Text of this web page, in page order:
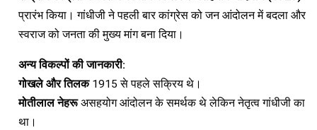
प्रारंभ किया। गांधीजी ने पहली बार कांग्रेस को जन आंदोलन में बदला और
स्वराज को जनता की मुख्य मांग बना दिया।
अन्य विकल्पों की जानकारी:
गोखले और तिलक1915 से पहले सक्रिय थे।
मोतीलाल नेहरूअसहयोग आंदोलन के समर्थक थे लेकिन नेतृत्व गांधीजी का
था।